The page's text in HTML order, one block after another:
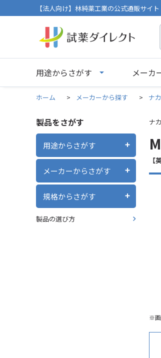
【法人向け】林純薬工業の公式通販サイト
用途からさがす メーカ
ホーム > メーカーから探す > ナ
製品をさがす
用途からさがす
メーカーからさがす
規格からさがす
製品の選び方
ナ
【
※画